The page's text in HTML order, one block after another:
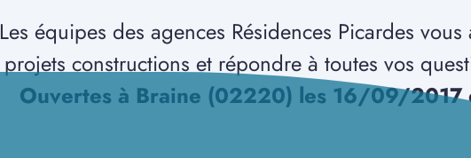
Les équipes des agences Résidences Picardes
projets constructions et répondre à toutes vos
Ouvertes à Braine (02220) les 16/09/